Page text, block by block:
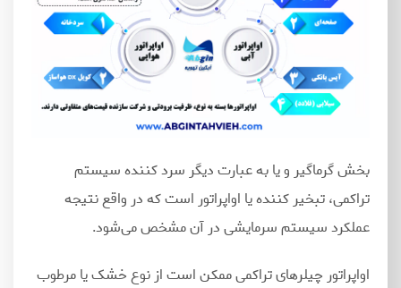
بخش گرماگیر و یا به عبارت دیگر سرد کننده سیستم
تراکمی، تبخیر کننده یا اواپراتور است که در واقع نتیجه
عملکرد سیستم سرمایشی در آن مشخص میشود.
اواپراتور چیلرهای تراکمیممکن است از نوع خشک یا مرطوب